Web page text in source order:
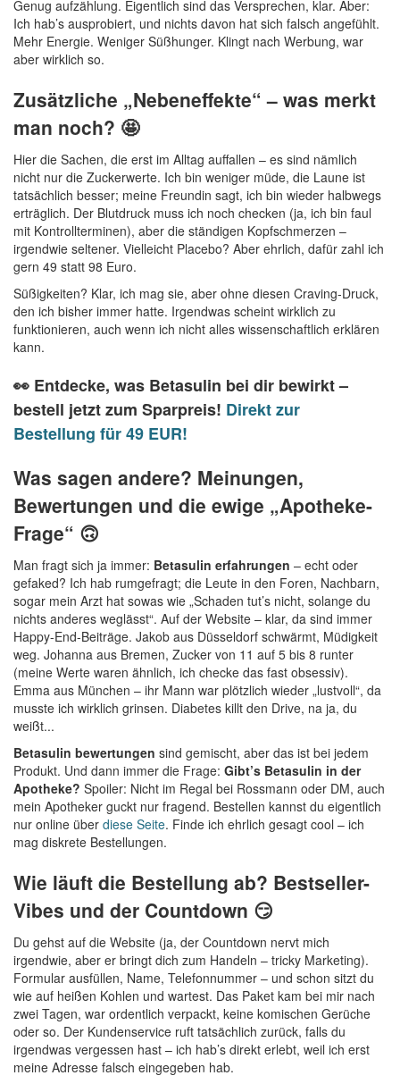
Genug aufzählung. Eigentlich sind das Versprechen, klar. Aber:
Ich hab’s ausprobiert, und nichts davon hat sich falsch angefühlt.
Mehr Energie. Weniger Süßhunger. Klingt nach Werbung, war
aber wirklich so.
Zusätzliche „Nebeneffekte“ – was merkt
man noch? 🤩
Hier die Sachen, die erst im Alltag auffallen – es sind nämlich
nicht nur die Zuckerwerte. Ich bin weniger müde, die Laune ist
tatsächlich besser; meine Freundin sagt, ich bin wieder halbwegs
erträglich. Der Blutdruck muss ich noch checken (ja, ich bin faul
mit Kontrollterminen), aber die ständigen Kopfschmerzen –
irgendwie seltener. Vielleicht Placebo? Aber ehrlich, dafür zahl ich
gern 49 statt 98 Euro.
Süßigkeiten? Klar, ich mag sie, aber ohne diesen Craving-Druck,
den ich bisher immer hatte. Irgendwas scheint wirklich zu
funktionieren, auch wenn ich nicht alles wissenschaftlich erklären
kann.
👀 Entdecke, was Betasulin bei dir bewirkt –
bestell jetzt zum Sparpreis! Direkt zur
Bestellung für 49 EUR!
Was sagen andere? Meinungen,
Bewertungen und die ewige „Apotheke-
Frage“ 🙃
Man fragt sich ja immer: Betasulin erfahrungen – echt oder
gefaked? Ich hab rumgefragt; die Leute in den Foren, Nachbarn,
sogar mein Arzt hat sowas wie „Schaden tut’s nicht, solange du
nichts anderes weglässt“. Auf der Website – klar, da sind immer
Happy-End-Beiträge. Jakob aus Düsseldorf schwärmt, Müdigkeit
weg. Johanna aus Bremen, Zucker von 11 auf 5 bis 8 runter
(meine Werte waren ähnlich, ich checke das fast obsessiv).
Emma aus München – ihr Mann war plötzlich wieder „lustvoll“, da
musste ich wirklich grinsen. Diabetes killt den Drive, na ja, du
weißt...
Betasulin bewertungen sind gemischt, aber das ist bei jedem
Produkt. Und dann immer die Frage: Gibt’s Betasulin in der
Apotheke? Spoiler: Nicht im Regal bei Rossmann oder DM, auch
mein Apotheker guckt nur fragend. Bestellen kannst du eigentlich
nur online über diese Seite. Finde ich ehrlich gesagt cool – ich
mag diskrete Bestellungen.
Wie läuft die Bestellung ab? Bestseller-
Vibes und der Countdown 😏
Du gehst auf die Website (ja, der Countdown nervt mich
irgendwie, aber er bringt dich zum Handeln – tricky Marketing).
Formular ausfüllen, Name, Telefonnummer – und schon sitzt du
wie auf heißen Kohlen und wartest. Das Paket kam bei mir nach
zwei Tagen, war ordentlich verpackt, keine komischen Gerüche
oder so. Der Kundenservice ruft tatsächlich zurück, falls du
irgendwas vergessen hast – ich hab’s direkt erlebt, weil ich erst
meine Adresse falsch eingegeben hab.